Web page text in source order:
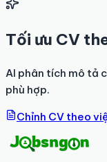
Tối ưu CV
AI phân tích mô tả
phù hợp.
Chỉnh CV theo